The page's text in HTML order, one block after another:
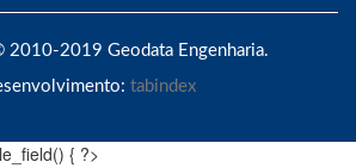
2010-2019 Geodata Engenharia.
tabindex
{ ?>